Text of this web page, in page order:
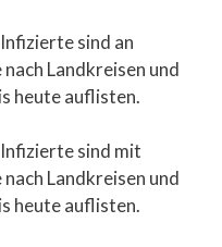
sind an
Landkreisen und
heute auflisten.
sind mit
Landkreisen und
heute auflisten.